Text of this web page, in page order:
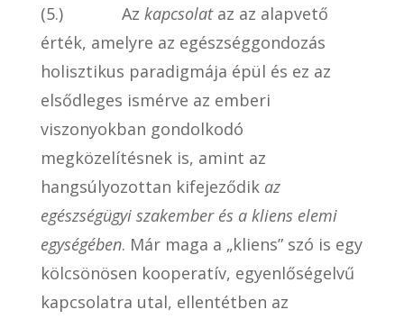
(5.) Az kapcsolataz az alapvető
érték, amelyre az egészséggondozás
holisztikus paradigmája épül és ez az
elsődleges ismérve az emberi
viszonyokban gondolkodó
megközelítésnek is, amint az
hangsúlyozottan kifejeződik az
egészségügyi szakember és a kliens elemi
egységében. Már maga a „kliens” szó is egy
kölcsönösen kooperatív, egyenlőségelvű
kapcsolatra utal, ellentétben az